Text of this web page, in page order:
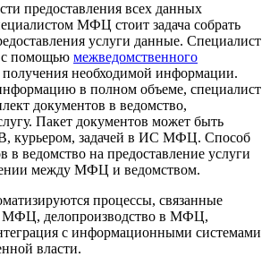
предоставления всех данных
МФЦ стоит задача собрать
услуги данные. Специалист
с помощью межведомственного
получения необходимой информации.
в полном объеме, специалист
документов в ведомство,
Пакет документов может быть
курьером, задачей в ИС МФЦ. Способ
в ведомство на предоставление услуги
между МФЦ и ведомством.
процессы, связанные
МФЦ, делопроизводство в МФЦ,
с информационными системами
власти.